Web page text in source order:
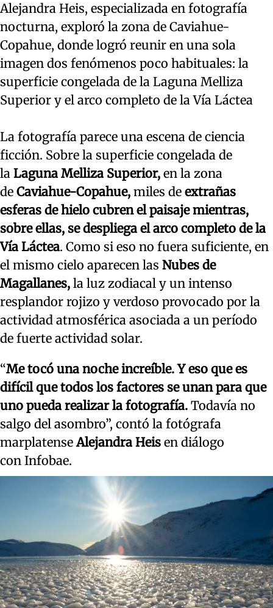
Alejandra Heis, especializada en fotografía
nocturna, exploró la zona de Caviahue-
Copahue, donde logró reunir en una sola
imagen dos fenómenos poco habituales: la
superficie congelada de la Laguna Melliza
Superior y el arco completo de la Vía Láctea
La fotografía parece una escena de ciencia
ficción. Sobre la superficie congelada de
la Laguna Melliza Superior, en la zona
de Caviahue-Copahue, miles de extrañas
esferas de hielo cubren el paisaje mientras,
sobre ellas, se despliega el arco completo de la
Vía Láctea. Como si eso no fuera suficiente, en
el mismo cielo aparecen las Nubes de
Magallanes, la luz zodiacal y un intenso
resplandor rojizo y verdoso provocado por la
actividad atmosférica asociada a un período
de fuerte actividad solar.
“Me tocó una noche increíble. Y eso que es
difícil que todos los factores se unan para que
uno pueda realizar la fotografía. Todavía no
salgo del asombro”, contó la fotógrafa
marplatenseAlejandra Heis en diálogo
con Infobae.